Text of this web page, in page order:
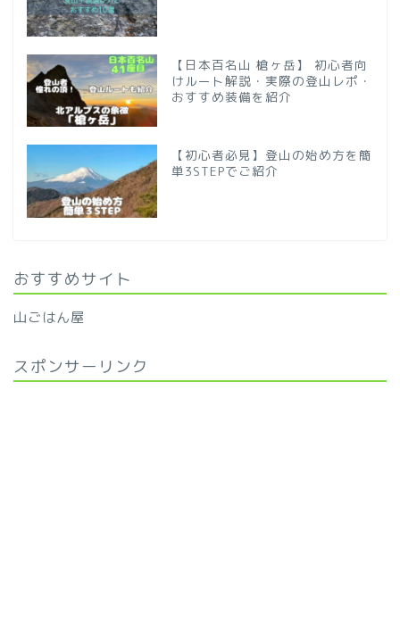
【日本百名山 槍ヶ岳】 初心者向
けルート解説・実際の登山レポ・
おすすめ装備を紹介
【初心者必見】登山の始め方を簡
単3STEPでご紹介
おすすめサイト
山ごはん屋
スポンサーリンク